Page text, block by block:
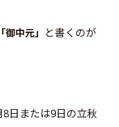
「御中元」 と書くのが
日または9日の立秋